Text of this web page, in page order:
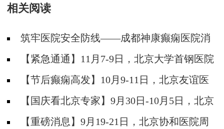
相关阅读
筑牢医院安全防线——成都神康癫痫医院消
防安全培训纪实
【紧急通通】11月7-9日，北京大学首钢医院
神经内科胡颖教授亲临成都会诊，破解癫痫疑难
【节后癫痫高发】10月9-11日，北京友谊医
院陈葵博士免费会诊+治疗援助，破解癫痫难
题！
【国庆看北京专家】9月30日-10月5日，北京
天坛&首钢医院两大专家蓉城亲诊+癫痫大额救
【重磅消息】9月19-21日，北京协和医院周